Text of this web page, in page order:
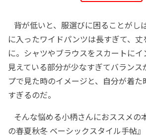
背が低いと、服選びに困ることがし
に入ったワイドパンツは長すぎて、丈
に。シャツやブラウスをスカートにイ
見えている部分が少なすぎてバランス
プで見た時のイメージと、自分が着
すぎるのだ。
そんな悩める小柄さんにおススメの
の春夏秋冬 ベーシックスタイル手帖』